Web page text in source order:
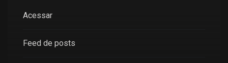
Acessar
Feed de posts